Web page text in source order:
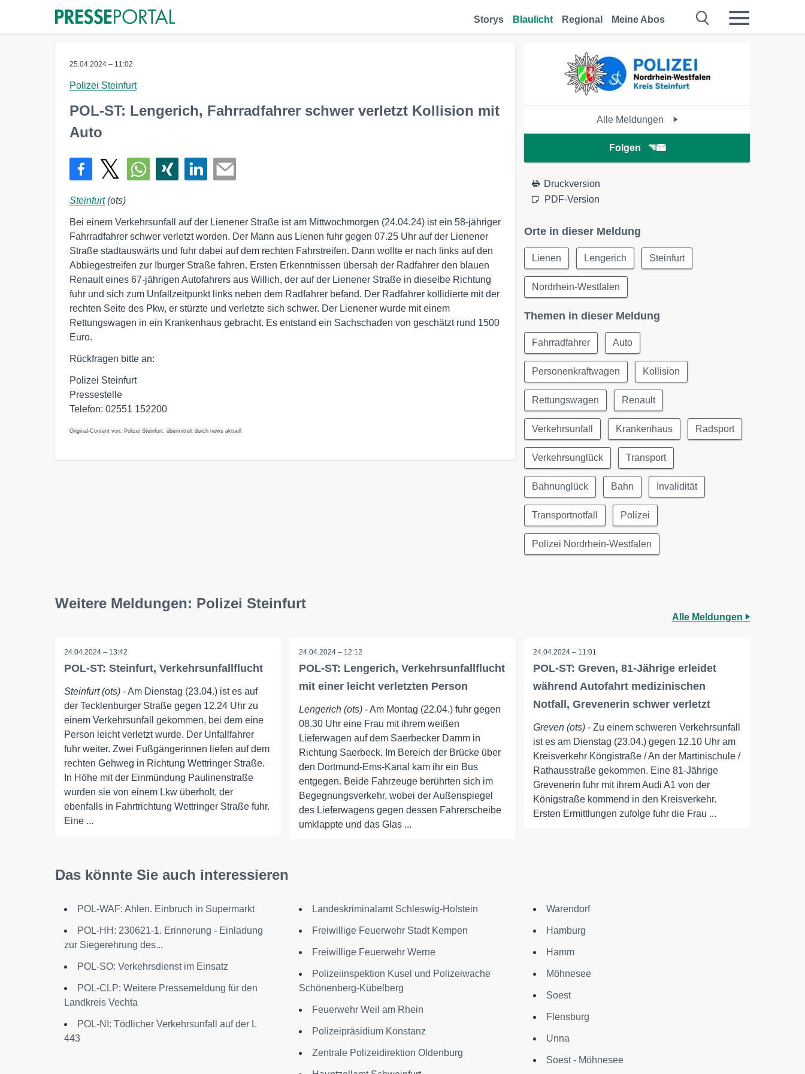
Storys Blaulicht Regional Meine Abos
25.04.2024 – 11:02
Polizei Steinfurt
POL-ST: Lengerich, Fahrradfahrer schwer verletzt Kollision mit
Auto
Steinfurt(ots)
Bei einem Verkehrsunfall auf der Lienener Straße ist am Mittwochmorgen (24.04.24) ist ein 58-jähriger
Fahrradfahrer schwer verletzt worden. Der Mann aus Lienen fuhr gegen 07.25 Uhr auf der Lienener
Straße stadtauswärts und fuhr dabei auf dem rechten Fahrstreifen. Dann wollte er nach links auf den
Abbiegestreifen zur Iburger Straße fahren. Ersten Erkenntnissen übersah der Radfahrer den blauen
Renault eines 67-jährigen Autofahrers aus Willich, der auf der Lienener Straße in dieselbe Richtung
fuhr und sich zum Unfallzeitpunkt links neben dem Radfahrer befand. Der Radfahrer kollidierte mit der
rechten Seite des Pkw, er stürzte und verletzte sich schwer. Der Lienener wurde mit einem
Rettungswagen in ein Krankenhaus gebracht. Es entstand ein Sachschaden von geschätzt rund 1500
Euro.
Rückfragen bitte an:
Polizei Steinfurt
Pressestelle
Telefon: 02551 152200
Original-Content von: Polizei Steinfurt, übermittelt durch news aktuell
Alle Meldungen
Folgen
Druckversion
PDF-Version
Orte in dieser Meldung
Lienen Lengerich Steinfurt
Nordrhein-Westfalen
Themen in dieser Meldung
Fahrradfahrer Auto
Personenkraftwagen Kollision
Rettungswagen Renault
Verkehrsunfall Krankenhaus Radsport
Verkehrsunglück Transport
Bahnunglück Bahn Invalidität
Transportnotfall Polizei
Polizei Nordrhein-Westfalen
Weitere Meldungen: Polizei Steinfurt
Alle Meldungen
24.04.2024 – 13:42
POL-ST: Steinfurt, Verkehrsunfallflucht
Steinfurt (ots) - Am Dienstag (23.04.) ist es auf
der Tecklenburger Straße gegen 12.24 Uhr zu
einem Verkehrsunfall gekommen, bei dem eine
Person leicht verletzt wurde. Der Unfallfahrer
fuhr weiter. Zwei Fußgängerinnen liefen auf dem
rechten Gehweg in Richtung Wettringer Straße.
In Höhe mit der Einmündung Paulinenstraße
wurden sie von einem Lkw überholt, der
ebenfalls in Fahrtrichtung Wettringer Straße fuhr.
Eine ...
24.04.2024 – 12:12
POL-ST: Lengerich, Verkehrsunfallflucht
mit einer leicht verletzten Person
Lengerich (ots)- Am Montag (22.04.) fuhr gegen
08.30 Uhr eine Frau mit ihrem weißen
Lieferwagen auf dem Saerbecker Damm in
Richtung Saerbeck. Im Bereich der Brücke über
den Dortmund-Ems-Kanal kam ihr ein Bus
entgegen. Beide Fahrzeuge berührten sich im
Begegnungsverkehr, wobei der Außenspiegel
des Lieferwagens gegen dessen Fahrerscheibe
umklappte und das Glas ...
24.04.2024 – 11:01
POL-ST: Greven, 81-Jährige erleidet
während Autofahrt medizinischen
Notfall, Grevenerin schwer verletzt
Greven (ots) - Zu einem schweren Verkehrsunfall
ist es am Dienstag (23.04.) gegen 12.10 Uhr am
Kreisverkehr Köngistraße / An der Martinischule /
Rathausstraße gekommen. Eine 81-Jährige
Grevenerin fuhr mit ihrem Audi A1 von der
Königstraße kommend in den Kreisverkehr.
Ersten Ermittlungen zufolge fuhr die Frau ...
Das könnte Sie auch interessieren
POL-WAF: Ahlen. Einbruch in Supermarkt
POL-HH: 230621-1. Erinnerung - Einladung
zur Siegerehrung des...
POL-SO: Verkehrsdienst im Einsatz
POL-CLP: Weitere Pressemeldung für den
Landkreis Vechta
POL-NI: Tödlicher Verkehrsunfall auf der L
443
Landeskriminalamt Schleswig-Holstein
Freiwillige Feuerwehr Stadt Kempen
Freiwillige Feuerwehr Werne
Polizeiinspektion Kusel und Polizeiwache
Schönenberg-Kübelberg
Feuerwehr Weil am Rhein
Polizeipräsidium Konstanz
Zentrale Polizeidirektion Oldenburg
Warendorf
Hamburg
Hamm
Möhnesee
Soest
Flensburg
Unna
Soest - Möhnesee